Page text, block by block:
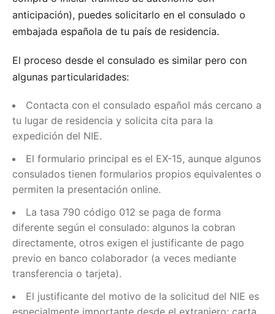
anticipación), puedes solicitarlo en el consulado o
embajada española de tu país de residencia.
El proceso desde el consulado es similar pero con
algunas particularidades:
Contacta con el consulado español más cercano a
tu lugar de residencia y solicita cita para la
expedición del NIE.
El formulario principal es el EX-15, aunque algunos
consulados tienen formularios propios equivalentes o
permiten la presentación online.
La tasa 790 código 012 se paga de forma
diferente según el consulado: algunos la cobran
directamente, otros exigen el justificante de pago
previo en banco colaborador (a veces mediante
transferencia o tarjeta).
El justificante del motivo de la solicitud del NIE es
especialmente importante desde el extranjero: carta